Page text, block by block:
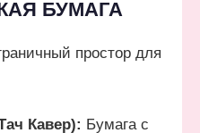
БУМАГА
простор для
Кавер): Бумага с